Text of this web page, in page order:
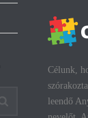
Célunk,
leendő